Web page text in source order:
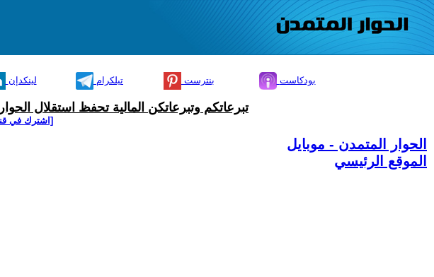
لينكدإن تيلكرام بنترست بودكاست
تبرعاتكم وتبرعاتكن المالية تحفظ استقلال
[اشترك في
الحوار المتمدن - موبايل
الموقع الرئيسي